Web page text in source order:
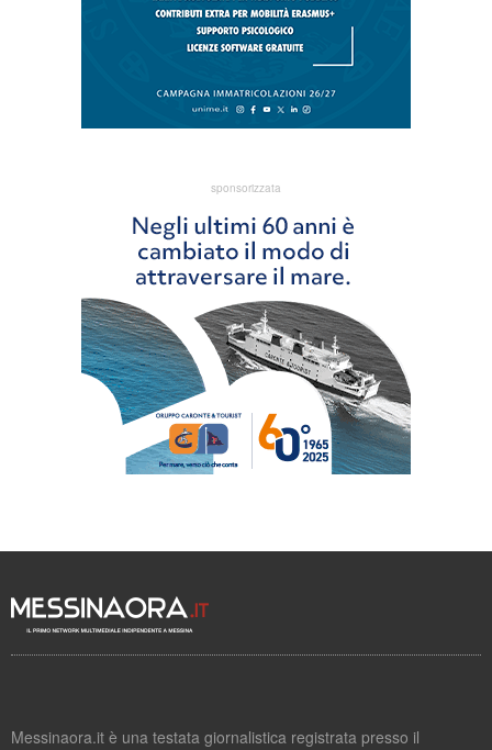
sponsorizzata
Messinaora.it è una testata giornalistica registrata presso il